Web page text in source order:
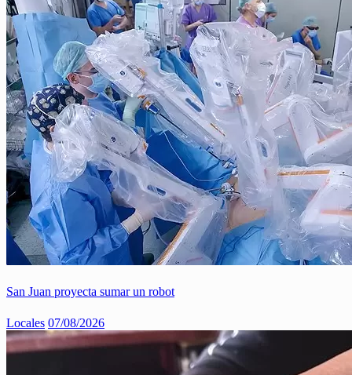
San Juan proyecta sumar un robot
Locales 07/08/2026